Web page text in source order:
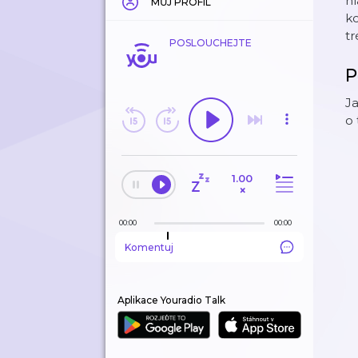
POSLOUCHEJTE
1.00
×
00:00 00:00
Komentuj
Aplikace Youradio Talk
o